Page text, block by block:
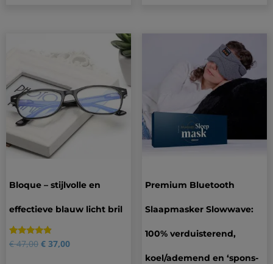
Bloque – stijlvolle en
effectieve blauw licht bril
Gewaardeerd
4.67
3
€47,00 € 37,00
Premium Bluetooth
Slaapmasker Slowwave:
100% verduisterend,
koel/ademend en ‘spons-